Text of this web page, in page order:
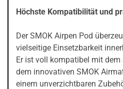
Höchste Kompatibilität und
Der SMOK Airpen Pod
vielseitige Einsetzbarkeit
Er ist voll kompatibel mit dem
dem innovativen SMOK
einem unverzichtbaren